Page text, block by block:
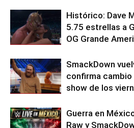
Histórico: Dave
5.75 estrellas a
OG Grande
SmackDown
confirma
show de los
Guerra en
Raw y